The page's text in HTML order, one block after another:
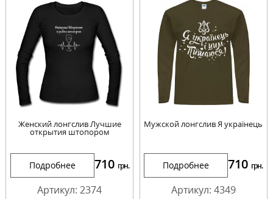
Женский лонгслив Лучшие
открытия штопором
Подробнее 710 грн.
Артикул: 2374
Мужской лонгслив Я українець
Подробнее 710 грн.
Артикул: 4349